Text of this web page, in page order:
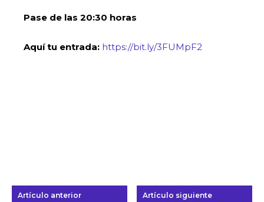
Pase de las 20:30 horas
Aquí tu entrada: https://bit.ly/3FUMpF2
Artículo anterior Artículo siguiente